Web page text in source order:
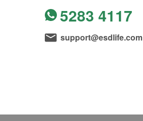
5283 4117
support@esdlife.com